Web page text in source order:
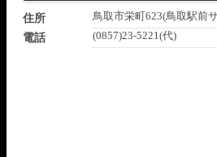
住所
鳥取市栄町623(鳥取駅前
電話
(0857)23-5221(代)